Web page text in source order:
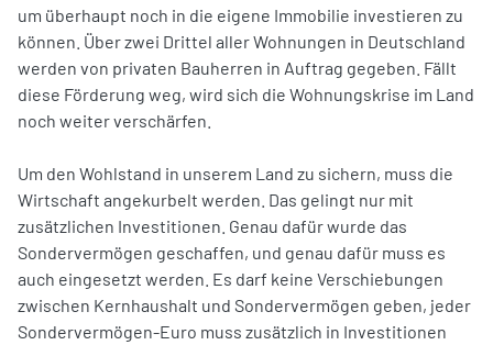
um überhaupt noch in die eigene Immobilie investieren zu
können. Über zwei Drittel aller Wohnungen in Deutschland
werden von privaten Bauherren in Auftrag gegeben. Fällt
diese Förderung weg, wird sich die Wohnungskrise im Land
noch weiter verschärfen.
Um den Wohlstand in unserem Land zu sichern, muss die
Wirtschaft angekurbelt werden. Das gelingt nur mit
zusätzlichen Investitionen. Genau dafür wurde das
Sondervermögen geschaffen, und genau dafür muss es
auch eingesetzt werden. Es darf keine Verschiebungen
zwischen Kernhaushalt und Sondervermögen geben, jeder
Sondervermögen-Euro muss zusätzlich in Investitionen